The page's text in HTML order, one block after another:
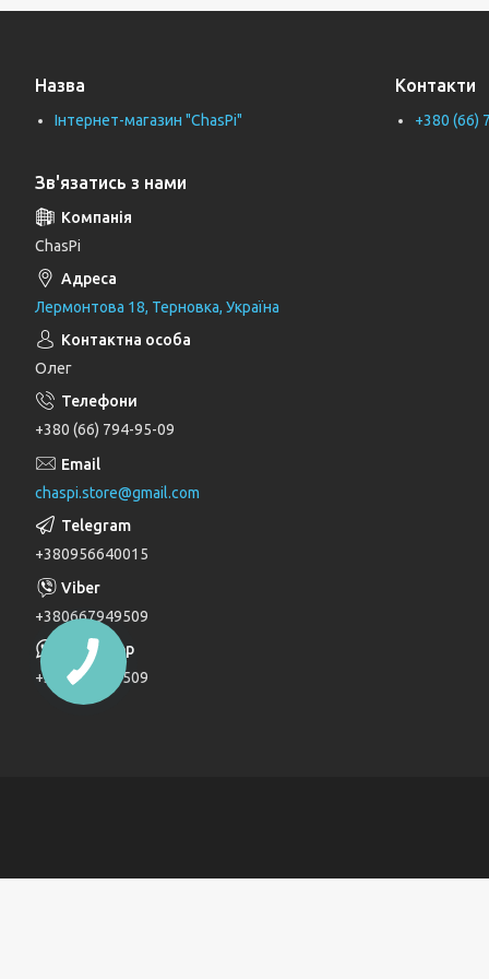
Труби каналізаційні
Унітази
Циркуляційні насоси
Генератори
Шлангові під'єднання та перемикаючі
вентилі
Тримачі, кронштейни та штанги для
душу
Лійки для душу
Душові комплекти
Трапи
Паяльники для пластикових труб
Дзеркала
Дитячі ліжечка
Кухонні модулі
Назва
Інтернет-магазин "ChasPi"
Контакти
+380 (66)
Зв'язатись з нами
ChasPi
Лермонтова 18, Терновка, Україна
Олег
+380 (66) 794-95-09
chaspi.store@gmail.com
+380956640015
+380667949509
+380667949509